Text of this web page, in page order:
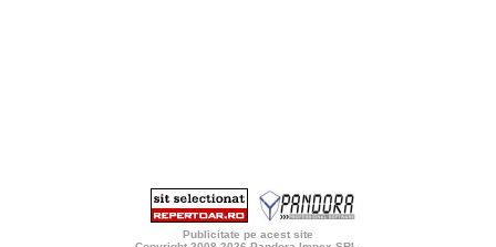
Publicitate pe acest site